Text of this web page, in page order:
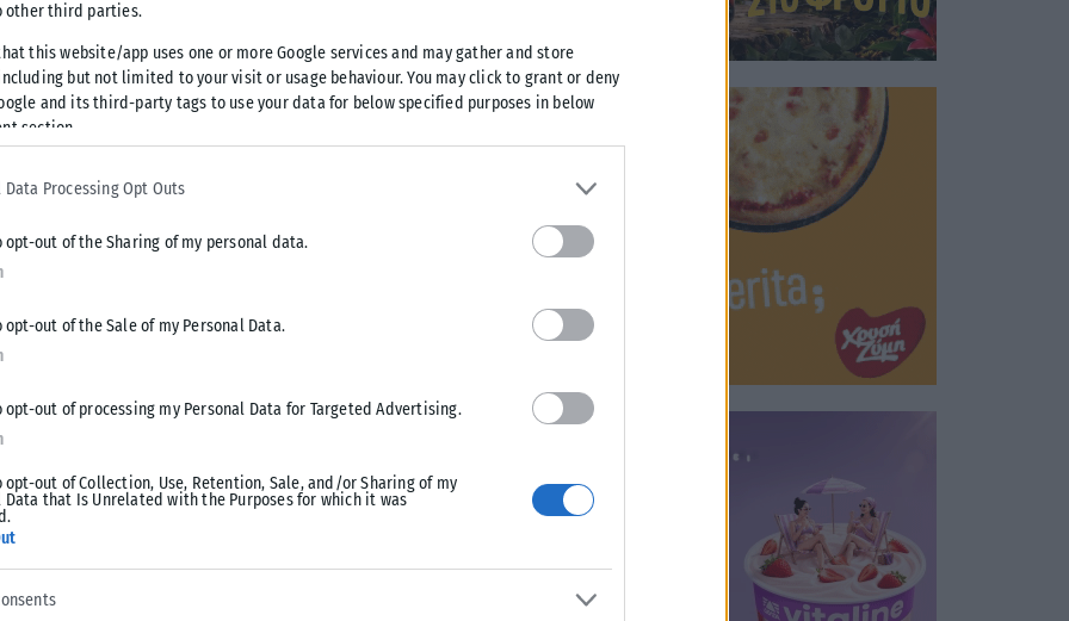
other third parties.
this website/app uses one or more Google services and may gather and store
but not limited to your visit or usage behaviour. You may click to grant or deny
and its third-party tags to use your data for below specified purposes in below
section.
Data Processing Opt Outs
opt-out of the Sharing of my personal data.
opt-out of the Sale of my Personal Data.
opt-out of processing my Personal Data for Targeted Advertising.
opt-out of Collection, Use, Retention, Sale, and/or Sharing of my
Data that Is Unrelated with the Purposes for which it was
στη μέση ελληνική οικογένεια. Και όπως κάθε εθνική
Έτσι, αναμένουμε από τον κ. Ανδρουλάκη τις
ακόμα δεν έχουμε δει. Και να τις καταθέσει εγκαίρως,
από ποτέ».